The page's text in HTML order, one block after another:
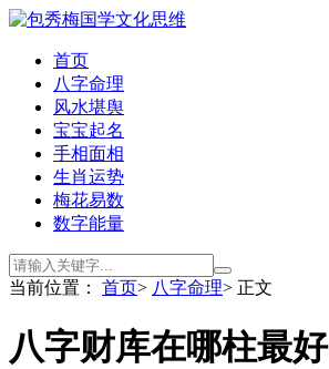
首页
八字命理
风水堪舆
宝宝起名
手相面相
生肖运势
梅花易数
数字能量
当前位置： 首页> 八字命理> 正文
八字财库在哪柱最好